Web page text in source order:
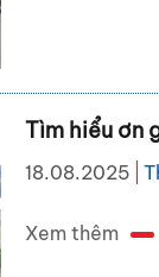
Tìm hiểu ơn
18.08.2025
Xem thêm